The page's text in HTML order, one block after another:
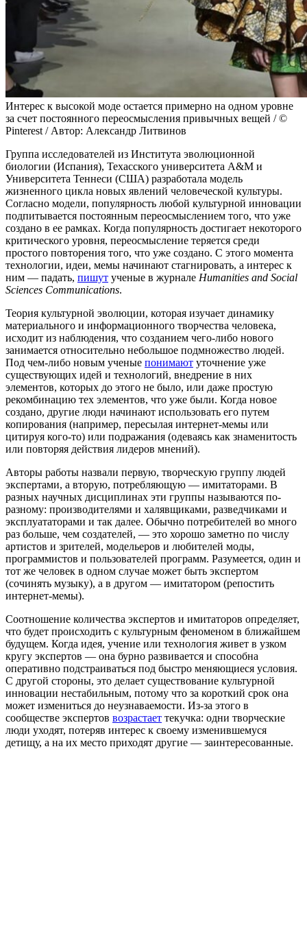
Интерес к высокой моде остается примерно на одном уровне
за счет постоянного переосмысления привычных вещей / ©
Pinterest / Автор: Александр Литвинов
Группа исследователей из Института эволюционной
биологии (Испания), Техасского университета A&M и
Университета Теннеси (США) разработала модель
жизненного цикла новых явлений человеческой культуры.
Согласно модели, популярность любой культурной инновации
подпитывается постоянным переосмыслением того, что уже
создано в ее рамках. Когда популярность достигает некоторого
критического уровня, переосмысление теряется среди
простого повторения того, что уже создано. С этого момента
технологии, идеи, мемы начинают стагнировать, а интерес к
ним — падать, пишут ученые в журнале Humanities and Social
Sciences Communications.
Теория культурной эволюции, которая изучает динамику
материального и информационного творчества человека,
исходит из наблюдения, что созданием чего-либо нового
занимается относительно небольшое подмножество людей.
Под чем-либо новым ученые понимают уточнение уже
существующих идей и технологий, внедрение в них
элементов, которых до этого не было, или даже простую
рекомбинацию тех элементов, что уже были. Когда новое
создано, другие люди начинают использовать его путем
копирования (например, пересылая интернет-мемы или
цитируя кого-то) или подражания (одеваясь как знаменитость
или повторяя действия лидеров мнений).
Авторы работы назвали первую, творческую группу людей
экспертами, а вторую, потребляющую — имитаторами. В
разных научных дисциплинах эти группы называются по-
разному: производителями и халявщиками, разведчиками и
эксплуататорами и так далее. Обычно потребителей во много
раз больше, чем создателей, — это хорошо заметно по числу
артистов и зрителей, модельеров и любителей моды,
программистов и пользователей программ. Разумеется, один и
тот же человек в одном случае может быть экспертом
(сочинять музыку), а в другом — имитатором (репостить
интернет-мемы).
Соотношение количества экспертов и имитаторов определяет,
что будет происходить с культурным феноменом в ближайшем
будущем. Когда идея, учение или технология живет в узком
кругу экспертов — она бурно развивается и способна
оперативно подстраиваться под быстро меняющиеся условия.
С другой стороны, это делает существование культурной
инновации нестабильным, потому что за короткий срок она
может измениться до неузнаваемости. Из-за этого в
сообществе экспертов возрастает текучка: одни творческие
люди уходят, потеряв интерес к своему изменившемуся
детищу, а на их место приходят другие — заинтересованные.